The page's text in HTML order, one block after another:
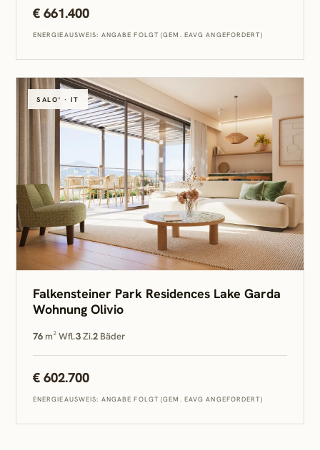
€ 661.400
ENERGIEAUSWEIS: ANGABE FOLGT (GEM. EAVG ANGEFORDERT)
SALO' · IT
Falkensteiner Park Residences Lake Garda
Wohnung Olivio
76m² Wfl.3Zi.2 Bäder
€ 602.700
ENERGIEAUSWEIS: ANGABE FOLGT (GEM. EAVG ANGEFORDERT)